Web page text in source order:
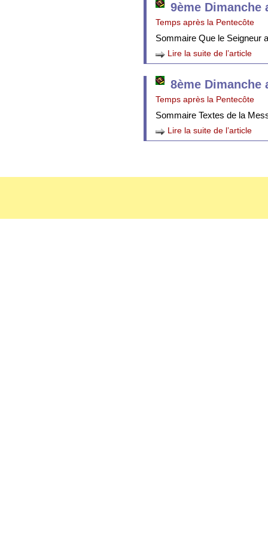
9ème Dimanche
Temps après la Pentecôte
Sommaire Que le Seigneur
Lire la suite de l’article
8ème Dimanche
Temps après la Pentecôte
Sommaire Textes de la
Lire la suite de l’article